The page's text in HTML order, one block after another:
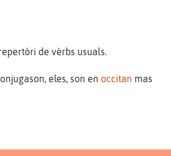
de vèrbs usuals.
eles, son enoccitan mas